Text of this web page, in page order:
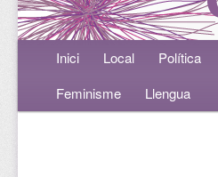
Menú principalAneu al contingut principal
Aneu al contingut
Inici Local Política
Feminisme
Llengua